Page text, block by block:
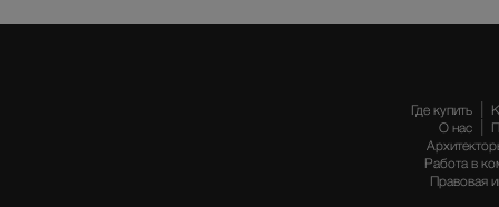
Где купить
О нас
Работа в
Правовая